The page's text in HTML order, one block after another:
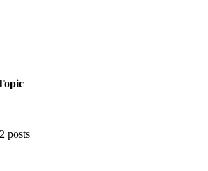
posts